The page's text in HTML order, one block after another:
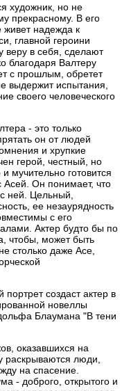
художник, но не
прекрасному. В его
надежда к
главной героини
веру в себя, сделают
благодаря Валтеру
с прошлым, обретет
выдержит испытания,
своего человеческого
- это только
он от людей
и хрупкие
герой, честный, но
мучительно готовится
Асей. Он понимает, что
ней. Цельный,
ее незаурядность
с его
Актер будто бы по
чтобы, может быть
столько даже Асе,
создаст актер в
новеллы
Блаумана "В тени
оказавшихся на
раскрываются люди,
на спасение.
- доброго, открытого и